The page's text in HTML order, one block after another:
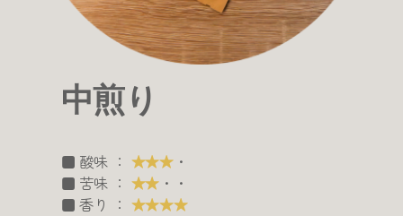
中煎り
■ 酸味 ： ★★★・
■ 苦味 ： ★★ ・・
■ 香り ： ★★★★